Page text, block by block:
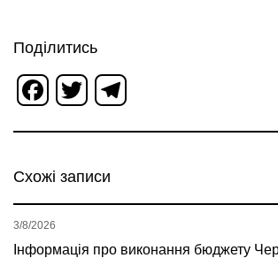
Поділитись
Facebook
Twitter
Схожі записи
Інформація про виконання бюджету
3/8/2026